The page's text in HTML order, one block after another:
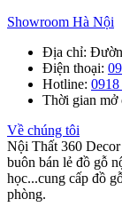
Showroom Hà Nội
Địa chỉ:
Điện thoại:
Hotline: 0918
Thời gian mở
Về chúng tôi
Nội Thất 360
buôn bán lẻ đồ gỗ
học...cung cấp đồ
phòng.